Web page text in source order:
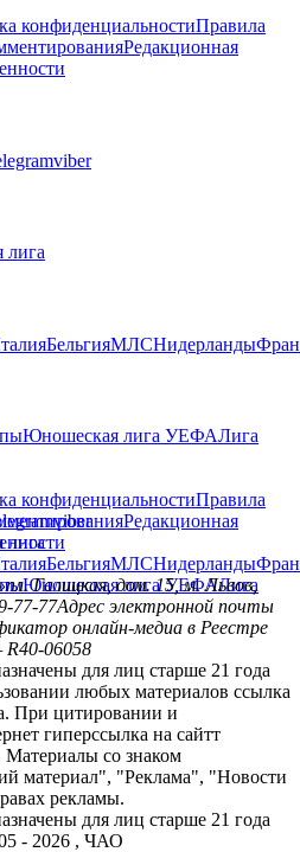
конфиденциальностиПравила
Редакционная
viber
лига
БельгияМЛСНидерланды
Юношеская лига УЕФАЛига
конфиденциальностиПравила
Редакционная
viber
лига
БельгияМЛСНидерланды
Юношеская лига УЕФАЛига
пл. Галицкая, дом. 15, м. Львов,
77-77Адрес электронной почты
онлайн-медиа в Реестре
R40-06058
для лиц старше 21 года
любых материалов ссылка
При цитировании и
гиперссылка на сайтт
Материалы со знаком
материал", "Реклама", "Новости
рекламы.
для лиц старше 21 года
- 2026 , ЧАО